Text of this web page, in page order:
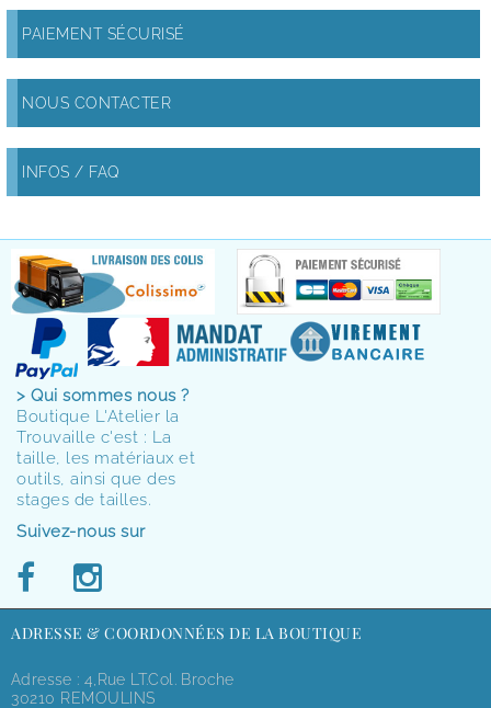
PAIEMENT SÉCURISÉ
NOUS CONTACTER
INFOS / FAQ
> Qui sommes nous ?
Boutique L'Atelier la
Trouvaille c'est : La
taille, les matériaux et
outils, ainsi que des
stages de tailles.
Suivez-nous sur
ADRESSE & COORDONNÉES DE LA BOUTIQUE
Adresse : 4,rue LT.Col. Broche
30210 REMOULINS